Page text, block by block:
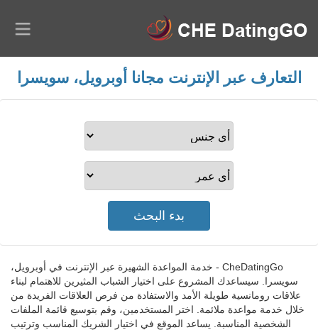
التعارف عبر الإنترنت مجانا أوبرويل، سويسرا
CheDatingGo - خدمة المواعدة الشهيرة عبر الإنترنت في أوبرويل،
سويسرا. سيساعدك المشروع على اختيار الشباب المثيرين للاهتمام لبناء
علاقات رومانسية طويلة الأمد والاستفادة من فرص العلاقات الفريدة من
خلال خدمة مواعدة ملائمة. اختر المستخدمين، وقم بتوسيع قائمة الملفات
الشخصية المناسبة. يساعد الموقع في اختيار الشريك المناسب وترتيب